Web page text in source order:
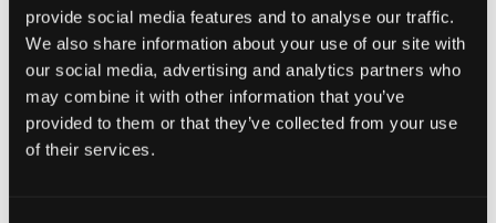
provide social media features and to analyse our traffic.
We also share information about your use of our site with
our social media, advertising and analytics partners who
may combine it with other information that you’ve
provided to them or that they’ve collected from your use
of their services.